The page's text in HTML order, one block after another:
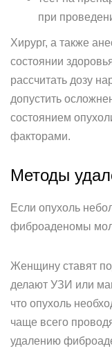
при
Хирург, а также
состоянии
рассчитать дозу
допустить
состоянием
факторами.
Методы
Если опухоль
фиброаденомы
Женщину ставят
делают УЗИ или
что опухоль
чаще всего
удалению